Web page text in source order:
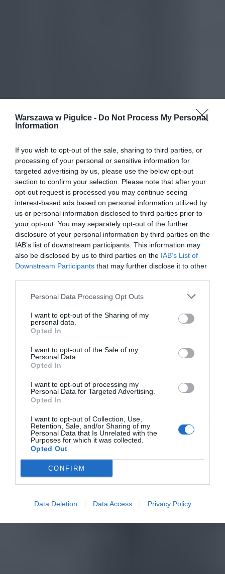
Warszawa w Pigułce - Do Not Process My Personal
Information
If you wish to opt-out of the sale, sharing to third parties, or
processing of your personal or sensitive information for
targeted advertising by us, please use the below opt-out
section to confirm your selection. Please note that after your
opt-out request is processed you may continue seeing
interest-based ads based on personal information utilized by
us or personal information disclosed to third parties prior to
your opt-out. You may separately opt-out of the further
disclosure of your personal information by third parties on the
IAB’s list of downstream participants. This information may
also be disclosed by us to third parties on the IAB’s List of
Downstream Participants that may further disclose it to other
Personal Data Processing Opt Outs
I want to opt-out of the Sharing of my
personal data.
Opted In
I want to opt-out of the Sale of my
Personal Data.
Opted In
I want to opt-out of processing my
Personal Data for Targeted Advertising.
Opted In
I want to opt-out of Collection, Use,
Retention, Sale, and/or Sharing of my
Personal Data that Is Unrelated with the
Purposes for which it was collected.
Opted Out
CONFIRM
Data Deletion Data Access Privacy Policy